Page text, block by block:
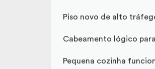
Piso novo de alto
Cabeamento lógico
Pequena cozinha